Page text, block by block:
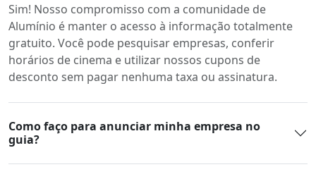
Sim! Nosso compromisso com a comunidade de
Alumínio é manter o acesso à informação totalmente
gratuito. Você pode pesquisar empresas, conferir
horários de cinema e utilizar nossos cupons de
desconto sem pagar nenhuma taxa ou assinatura.
Como faço para anunciar minha empresa no
guia?